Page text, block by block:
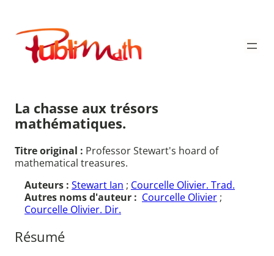
contenu
Publimath
La chasse aux trésors
mathématiques.
Titre original : Professor Stewart's hoard of
mathematical treasures.
Auteurs : Stewart Ian ; Courcelle Olivier. Trad.
Autres noms d'auteur : Courcelle Olivier ;
Courcelle Olivier. Dir.
Résumé